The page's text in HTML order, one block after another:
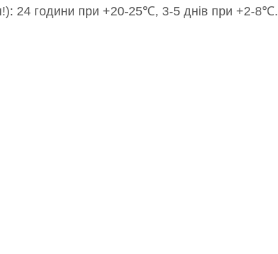
24 години при +20-25℃, 3-5 днів при +2-8℃.